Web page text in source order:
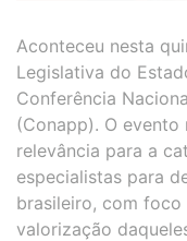
Aconteceu nesta
Legislativa do
Conferência
(Conapp). O
relevância para a
especialistas para
brasileiro, com foco
valorização